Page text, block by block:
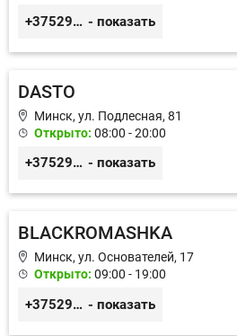
+375299395764 - показать
DASTO
Минск, ул. Подлесная, 81
Открыто: 08:00 - 20:00
+375296606560 - показать
BLACKROMASHKA
Минск, ул. Основателей, 17
Открыто: 09:00 - 19:00
+375296651188 - показать